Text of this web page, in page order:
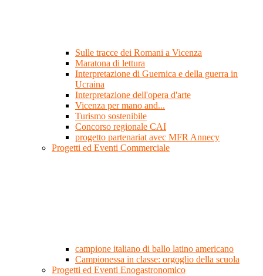
Sulle tracce dei Romani a Vicenza
Maratona di lettura
Interpretazione di Guernica e della guerra in
Ucraina
Interpretazione dell'opera d'arte
Vicenza per mano and...
Turismo sostenibile
Concorso regionale CAI
progetto partenariat avec MFR Annecy
Progetti ed Eventi Commerciale
campione italiano di ballo latino americano
Campionessa in classe: orgoglio della scuola
Progetti ed Eventi Enogastronomico